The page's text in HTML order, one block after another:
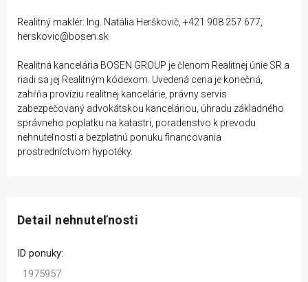
Realitný maklér: Ing. Natália Herškovič, +421 908 257 677,
herskovic@bosen.sk
Realitná kancelária BOSEN GROUP je členom Realitnej únie SR a
riadi sa jej Realitným kódexom. Uvedená cena je konečná,
zahŕňa províziu realitnej kancelárie, právny servis
zabezpečovaný advokátskou kanceláriou, úhradu základného
správneho poplatku na katastri, poradenstvo k prevodu
nehnuteľnosti a bezplatnú ponuku financovania
prostredníctvom hypotéky.
Detail nehnuteľnosti
ID ponuky:
1975957